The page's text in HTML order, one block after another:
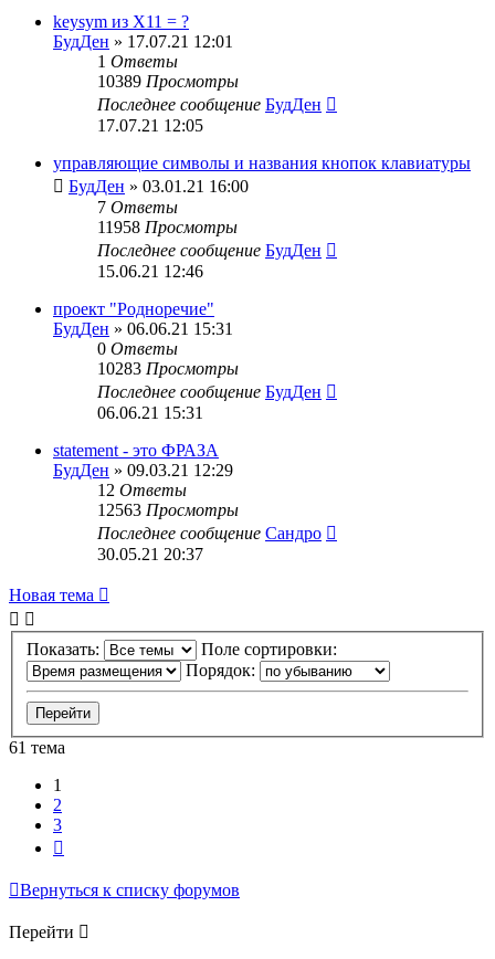
keysym из X11 = ?
БудДен » 17.07.21 12:01
1 Ответы
10389 Просмотры
Последнее сообщение БудДен
17.07.21 12:05
управляющие символы и названия кнопок клавиатуры
БудДен » 03.01.21 16:00
7 Ответы
11958 Просмотры
Последнее сообщение БудДен
15.06.21 12:46
проект "Родноречие"
БудДен » 06.06.21 15:31
0 Ответы
10283 Просмотры
Последнее сообщение БудДен
06.06.21 15:31
statement - это ФРАЗА
БудДен » 09.03.21 12:29
12 Ответы
12563 Просмотры
Последнее сообщение Сандро
30.05.21 20:37
Новая тема
Показать:
Поле сортировки:
Порядок:
61 тема
1
2
3
Вернуться к списку форумов
Перейти